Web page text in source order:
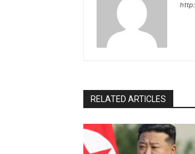
RELATED ARTICLES